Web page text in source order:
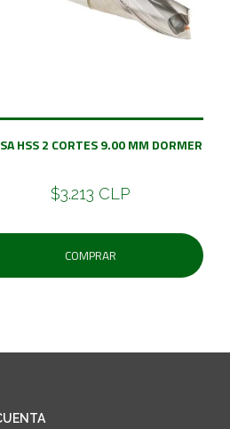
HSS 2 CORTES 9.00 MM DORMER
$3.213 CLP
COMPRAR